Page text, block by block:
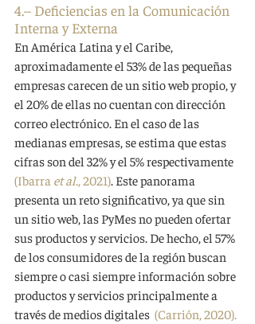
4.– Deficiencias en la Comunicación
Interna y Externa
En América Latina y el Caribe,
aproximadamente el 53% de las pequeñas
empresas carecen de un sitio web propio, y
el 20% de ellas no cuentan con dirección
correo electrónico. En el caso de las
medianas empresas, se estima que estas
cifras son del 32% y el 5% respectivamente
(Ibarra et al., 2021). Este panorama
presenta un reto significativo, ya que sin
un sitio web, las PyMes no pueden ofertar
sus productos y servicios. De hecho, el 57%
de los consumidores de la región buscan
siempre o casi siempre información sobre
productos y servicios principalmente a
través de medios digitales (Carrión, 2020).